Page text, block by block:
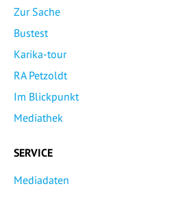
Zur Sache
Bustest
Karika-tour
RA Petzoldt
Im Blickpunkt
Mediathek
SERVICE
Mediadaten